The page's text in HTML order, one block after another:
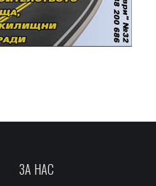
ЗА НАС